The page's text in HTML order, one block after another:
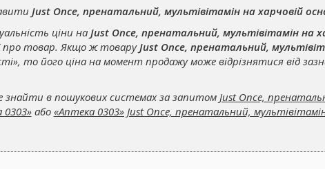
Just Once, пренатальний, мультівітамін на харчовій
ціни на Just Once, пренатальний, мультівітамін на
про товар. Якщо ж товару Just Once, пренатальний,
то його ціна на момент продажу може відрізнятися від
в пошукових системах за запитом Just Once,
0303»або «Аптека 0303» Just Once, пренатальний,